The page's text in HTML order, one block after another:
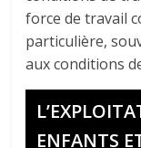
force de travail
particulière,
aux conditions
ENFANTS